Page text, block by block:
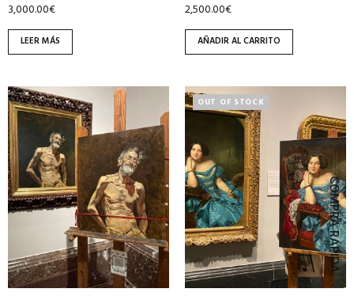
3,000.00€
LEER MÁS
2,500.00€
AÑADIR AL CARRITO
OUT OF STOCK
COMPRA RÁPIDA